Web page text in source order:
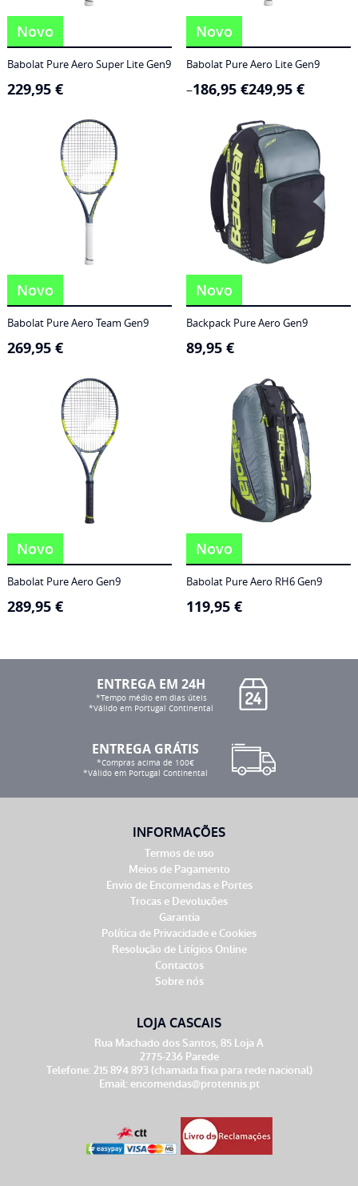
Novo
Babolat Pure Aero Super Lite Gen9
229,95 €
Novo
Babolat Pure Aero Lite Gen9
186,95 €
– 249,95 €
Price
range:
249,95 €
Novo
Babolat Pure Aero Team Gen9
269,95 €
Novo
Backpack Pure Aero Gen9
89,95 €
Novo
Babolat Pure Aero Gen9
289,95 €
Novo
Babolat Pure Aero RH6 Gen9
119,95 €
ENTREGA EM 24H
*Tempo médio em dias úteis
*Válido em Portugal Continental
ENTREGA GRÁTIS
*Compras acima de 100€
*Válido em Portugal Continental
INFORMAÇÕES
Termos de uso
Meios de Pagamento
Envio de Encomendas e Portes
Trocas e Devoluções
Garantia
Política de Privacidade e Cookies
Resolução de Litígios Online
Contactos
Sobre nós
LOJA CASCAIS
Rua Machado dos Santos, 85 Loja A
2775-236 Parede
Telefone: 215 894 893 (chamada fixa para rede nacional)
Email: encomendas@protennis.pt